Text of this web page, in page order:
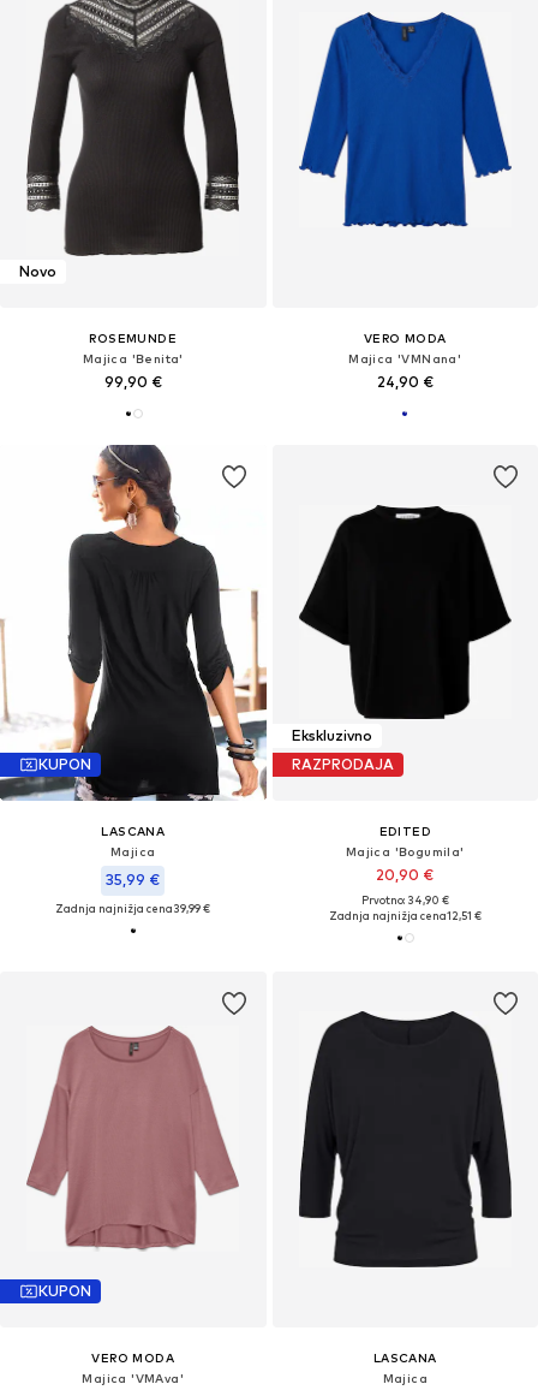
Novo
ROSEMUNDE
Majica 'Benita'
99,90 €
VERO MODA
Majica 'VMNana'
24,90 €
KUPON
LASCANA
Majica
35,99 €
Zadnja najnižja cena39,99 €
Ekskluzivno
RAZPRODAJA
EDITED
Majica 'Bogumila'
20,90 €
Prvotno: 34,90 €
Zadnja najnižja cena12,51 €
KUPON
VERO MODA
Majica 'VMAva'
LASCANA
Majica